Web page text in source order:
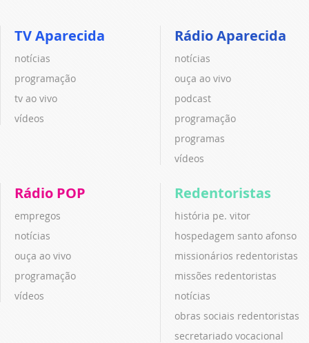
TV Aparecida
notícias
programação
tv ao vivo
vídeos
Rádio Aparecida
notícias
ouça ao vivo
podcast
programação
programas
vídeos
Rádio POP
empregos
notícias
ouça ao vivo
programação
vídeos
Redentoristas
história pe. vitor
hospedagem santo afonso
missionários redentoristas
missões redentoristas
notícias
obras sociais redentoristas
secretariado vocacional